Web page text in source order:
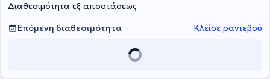
υπηρεσιών, εξατομικευμένες για τις ανάγκες του κάθε ασθενούς.
Διαθεσιμότητα εξ αποστάσεως
Επόμενη διαθεσιμότητα
Κλείσε ραντεβού